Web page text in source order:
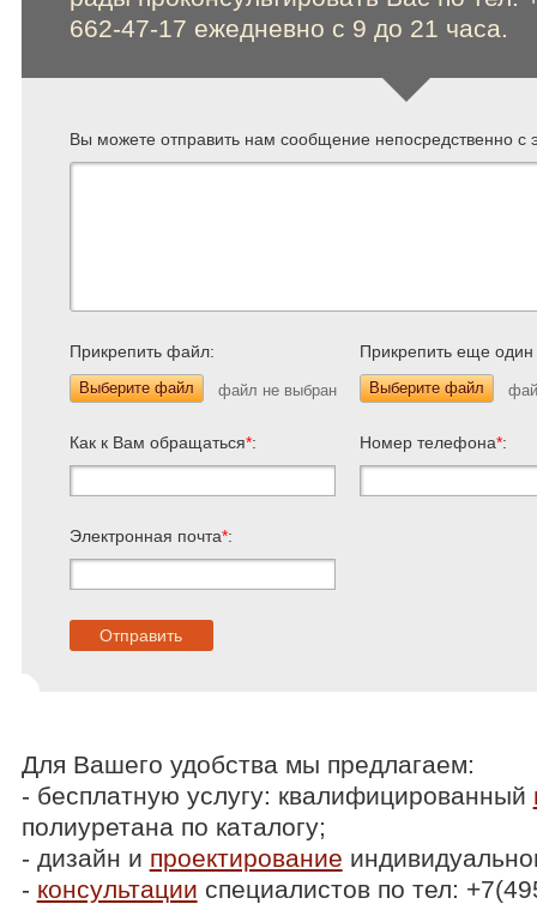
662-47-17 ежедневно с 9 до 21 часа.
Вы можете отправить нам сообщение непосредственно с
Прикрепить файл:
Выберите файл
Прикрепить еще
Выберите файл
Как к Вам обращаться*: Номер телефона*:
Электронная почта*:
Для Вашего удобства мы предлагаем:
- бесплатную услугу: квалифицированный
полиуретана по каталогу;
- дизайн и проектирование
- консультации специалистов по тел: